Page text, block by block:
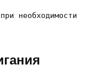
необходимости